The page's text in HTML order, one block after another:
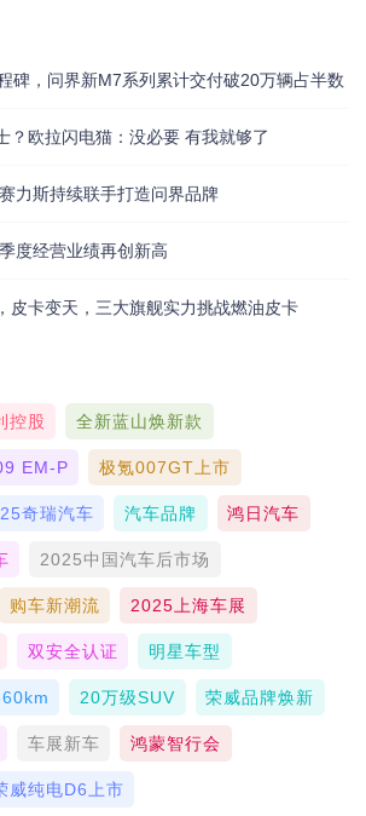
碑，问界新M7系列累计交付破20万辆占半数
？欧拉闪电猫：没必要 有我就够了
力斯持续联手打造问界品牌
度经营业绩再创新高
皮卡变天，三大旗舰实力挑战燃油皮卡
控股 全新蓝山焕新款
EM-P 极氪007GT上市
奇瑞汽车 汽车品牌 鸿日汽车
2025中国汽车后市场
购车新潮流 2025上海车展
双安全认证 明星车型
20万级SUV 荣威品牌焕新
车展新车 鸿蒙智行会
威纯电D6上市